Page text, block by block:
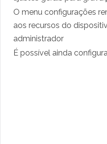
O menu configurações
aos recursos do
administrador
É possível ainda